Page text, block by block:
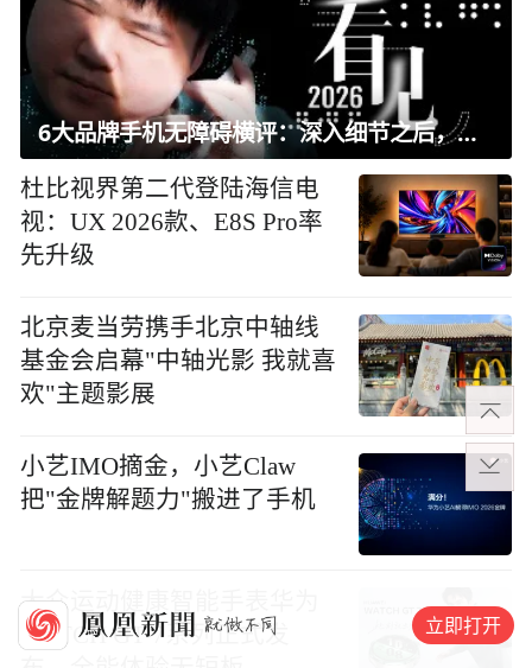
6大品牌手机无障碍横评：深入细节之后，似乎只有苹果能挺住？｜ 看见2026
杜比视界第二代登陆海信电
视：UX 2026款、E8S Pro率
先升级
北京麦当劳携手北京中轴线
基金会启幕"中轴光影 我就喜
欢"主题影展
小艺IMO摘金，小艺Claw
把"金牌解题力"搬进了手机
大众运动健康智能手表华为
WATCH GT 7系列正式发
立即打开